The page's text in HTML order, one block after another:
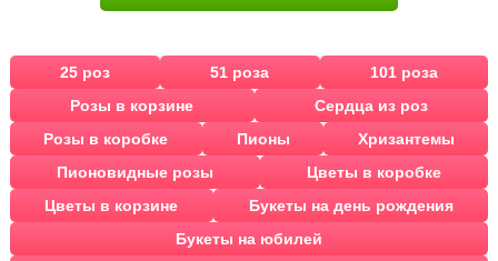
25 роз 51 роза
101 роза
Розы в корзине
Сердца из роз
Розы в коробке
Пионы
Хризантемы
Пионовидные розы
Цветы в коробке
Цветы в корзине
Букеты на день рождения
Букеты на юбилей